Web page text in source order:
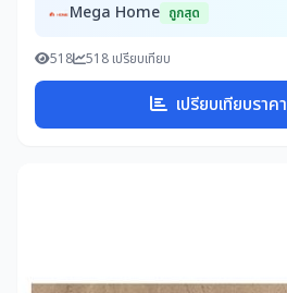
Mega Home ถูกสุด
518 518 เปรียบเทียบ
เปรียบเทียบราคา